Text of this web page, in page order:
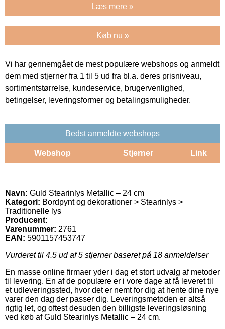
Læs mere »
Køb nu »
Vi har gennemgået de mest populære webshops og anmeldt
dem med stjerner fra 1 til 5 ud fra bl.a. deres prisniveau,
sortimentstørrelse, kundeservice, brugervenlighed,
betingelser, leveringsformer og betalingsmuligheder.
Bedst anmeldte webshops
Webshop Stjerner Link
Navn: Guld Stearinlys Metallic – 24 cm
Kategori: Bordpynt og dekorationer > Stearinlys >
Traditionelle lys
Producent:
Varenummer: 2761
EAN: 5901157453747
Vurderet til 4.5 ud af 5 stjerner baseret på 18 anmeldelser
En masse online firmaer yder i dag et stort udvalg af metoder
til levering. En af de populære er i vore dage at få leveret til
et udleveringssted, hvor det er nemt for dig at hente dine nye
varer den dag der passer dig. Leveringsmetoden er altså
rigtig let, og oftest desuden den billigste leveringsløsning
ved køb af Guld Stearinlys Metallic – 24 cm.